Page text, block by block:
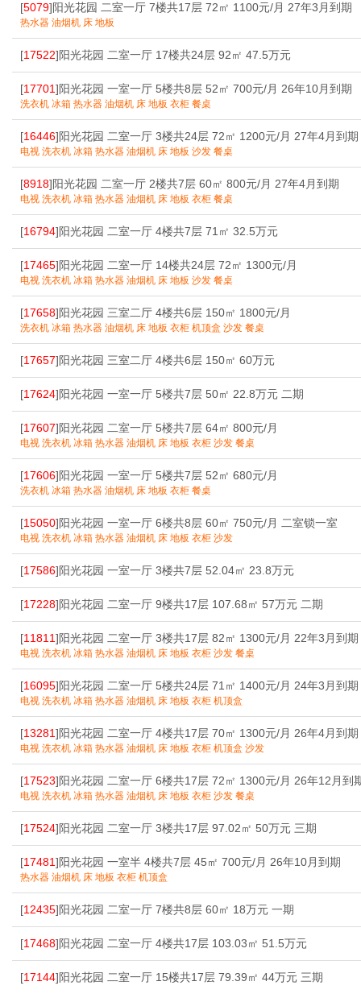
[5079]阳光花园 二室一厅 7楼共17层 72㎡ 1100元/月 27年3月到期
热水器 油烟机 床 地板
[17522]阳光花园 二室一厅 17楼共24层 92㎡ 47.5万元
[17701]阳光花园 一室一厅 5楼共8层 52㎡ 700元/月 26年10月到期
洗衣机 冰箱 热水器 油烟机 床 地板 衣柜 餐桌
[16446]阳光花园 二室一厅 3楼共24层 72㎡ 1200元/月 27年4月到期
电视 洗衣机 冰箱 热水器 油烟机 床 地板 沙发 餐桌
[8918]阳光花园 二室一厅 2楼共7层 60㎡ 800元/月 27年4月到期
电视 洗衣机 冰箱 热水器 油烟机 床 地板 衣柜 餐桌
[16794]阳光花园 二室一厅 4楼共7层 71㎡ 32.5万元
[17465]阳光花园 二室一厅 14楼共24层 72㎡ 1300元/月
电视 洗衣机 冰箱 热水器 油烟机 床 地板 沙发 餐桌
[17658]阳光花园 三室二厅 4楼共6层 150㎡ 1800元/月
洗衣机 冰箱 热水器 油烟机 床 地板 衣柜 机顶盒 沙发 餐桌
[17657]阳光花园 三室二厅 4楼共6层 150㎡ 60万元
[17624]阳光花园 一室一厅 5楼共7层 50㎡ 22.8万元 二期
[17607]阳光花园 二室一厅 5楼共7层 64㎡ 800元/月
电视 洗衣机 冰箱 热水器 油烟机 床 地板 衣柜 沙发 餐桌
[17606]阳光花园 一室一厅 5楼共7层 52㎡ 680元/月
洗衣机 冰箱 热水器 油烟机 床 地板 衣柜 餐桌
[15050]阳光花园 一室一厅 6楼共8层 60㎡ 750元/月 二室锁一室
电视 洗衣机 冰箱 热水器 油烟机 床 地板 衣柜 沙发
[17586]阳光花园 一室一厅 3楼共7层 52.04㎡ 23.8万元
[17228]阳光花园 二室一厅 9楼共17层 107.68㎡ 57万元 二期
[11811]阳光花园 二室一厅 3楼共17层 82㎡ 1300元/月 22年3月到期
电视 洗衣机 冰箱 热水器 油烟机 床 地板 衣柜 沙发 餐桌
[16095]阳光花园 二室一厅 5楼共24层 71㎡ 1400元/月 24年3月到期
电视 洗衣机 冰箱 热水器 油烟机 床 地板 衣柜 机顶盒
[13281]阳光花园 二室一厅 4楼共17层 70㎡ 1300元/月 26年4月到期
电视 洗衣机 冰箱 热水器 油烟机 床 地板 衣柜 机顶盒 沙发
[17523]阳光花园 二室一厅 6楼共17层 72㎡ 1300元/月 26年12月到
电视 洗衣机 冰箱 热水器 油烟机 床 地板 衣柜 沙发 餐桌
[17524]阳光花园 二室一厅 3楼共17层 97.02㎡ 50万元 三期
[17481]阳光花园 一室半 4楼共7层 45㎡ 700元/月 26年10月到期
热水器 油烟机 床 地板 衣柜 机顶盒
[12435]阳光花园 二室一厅 7楼共8层 60㎡ 18万元 一期
[17468]阳光花园 二室一厅 4楼共17层 103.03㎡ 51.5万元
[17144]阳光花园 二室一厅 15楼共17层 79.39㎡ 44万元 三期